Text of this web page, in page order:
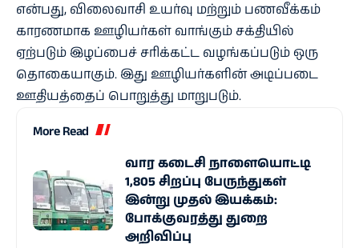
என்பது, விலைவாசி உயர்வு மற்றும் பணவீக்கம்
காரணமாக ஊழியர்கள் வாங்கும் சக்தியில்
ஏற்படும் இழப்பைச் சரிக்கட்ட வழங்கப்படும் ஒரு
தொகையாகும். இது ஊழியர்களின் அடிப்படை
ஊதியத்தைப் பொறுத்து மாறுபடும்.
More Read
வார கடைசி நாளையொட்டி
1,805 சிறப்பு பேருந்துகள்
இன்று முதல் இயக்கம்:
போக்குவரத்து துறை
அறிவிப்பு